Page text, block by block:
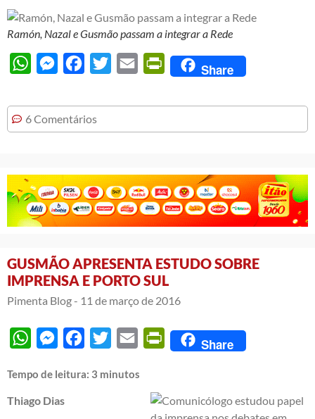
Ramón, Nazal e Gusmão passam a integrar a Rede
WhatsAppMessengerFacebook
Twitter Email PrintFriendly
Share
6 Comentários
GUSMÃO APRESENTA ESTUDO SOBRE
IMPRENSA E PORTO SUL
Pimenta Blog - 11 de março de 2016
WhatsAppMessengerFacebook
Twitter Email PrintFriendly
Share
Tempo de leitura: 3 minutos
Thiago Dias